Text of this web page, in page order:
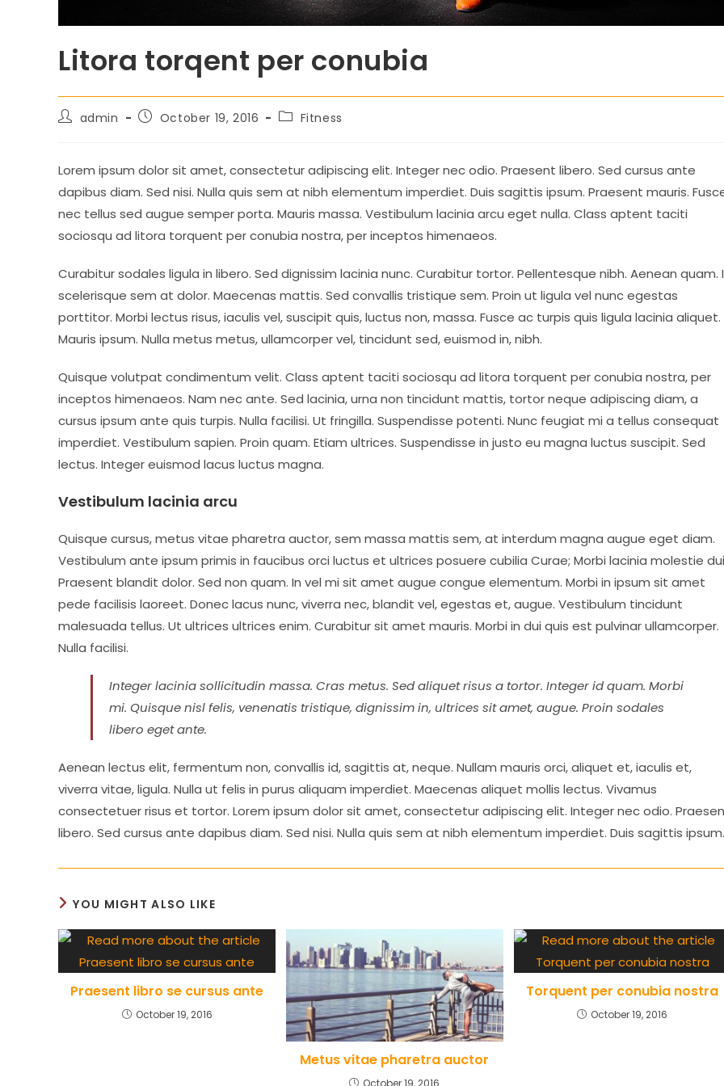
Litora torqent per conubia
Postadmin
PostOctober 19, 2016
PostFitness
Lorem ipsum dolor sit amet, consectetur adipiscing elit. Integer nec odio. Praesent libero. Sed cursus ante
dapibus diam. Sed nisi. Nulla quis sem at nibh elementum imperdiet. Duis sagittis ipsum. Praesent mauris.
nec tellus sed augue semper porta. Mauris massa. Vestibulum lacinia arcu eget nulla. Class aptent taciti
sociosqu ad litora torquent per conubia nostra, per inceptos himenaeos.
Curabitur sodales ligula in libero. Sed dignissim lacinia nunc. Curabitur tortor. Pellentesque nibh. Aenean quam.
scelerisque sem at dolor. Maecenas mattis. Sed convallis tristique sem. Proin ut ligula vel nunc egestas
porttitor. Morbi lectus risus, iaculis vel, suscipit quis, luctus non, massa. Fusce ac turpis quis ligula lacinia aliquet.
Mauris ipsum. Nulla metus metus, ullamcorper vel, tincidunt sed, euismod in, nibh.
Quisque volutpat condimentum velit. Class aptent taciti sociosqu ad litora torquent per conubia nostra, per
inceptos himenaeos. Nam nec ante. Sed lacinia, urna non tincidunt mattis, tortor neque adipiscing diam, a
cursus ipsum ante quis turpis. Nulla facilisi. Ut fringilla. Suspendisse potenti. Nunc feugiat mi a tellus consequat
imperdiet. Vestibulum sapien. Proin quam. Etiam ultrices. Suspendisse in justo eu magna luctus suscipit. Sed
lectus. Integer euismod lacus luctus magna.
Vestibulum lacinia arcu
Quisque cursus, metus vitae pharetra auctor, sem massa mattis sem, at interdum magna augue eget diam.
Vestibulum ante ipsum primis in faucibus orci luctus et ultrices posuere cubilia Curae; Morbi lacinia molestie
Praesent blandit dolor. Sed non quam. In vel mi sit amet augue congue elementum. Morbi in ipsum sit amet
pede facilisis laoreet. Donec lacus nunc, viverra nec, blandit vel, egestas et, augue. Vestibulum tincidunt
malesuada tellus. Ut ultrices ultrices enim. Curabitur sit amet mauris. Morbi in dui quis est pulvinar ullamcorper.
Nulla facilisi.
Integer lacinia sollicitudin massa. Cras metus. Sed aliquet risus a tortor. Integer id quam. Morbi
mi. Quisque nisl felis, venenatis tristique, dignissim in, ultrices sit amet, augue. Proin sodales
libero eget ante.
Aenean lectus elit, fermentum non, convallis id, sagittis at, neque. Nullam mauris orci, aliquet et, iaculis et,
viverra vitae, ligula. Nulla ut felis in purus aliquam imperdiet. Maecenas aliquet mollis lectus. Vivamus
consectetuer risus et tortor. Lorem ipsum dolor sit amet, consectetur adipiscing elit. Integer nec odio.
libero. Sed cursus ante dapibus diam. Sed nisi. Nulla quis sem at nibh elementum imperdiet. Duis sagittis ipsum.
YOU MIGHT ALSO LIKE
Praesent libro se cursus ante
October 19, 2016
Metus vitae pharetra auctor
Torquent per conubia nostra
October 19, 2016